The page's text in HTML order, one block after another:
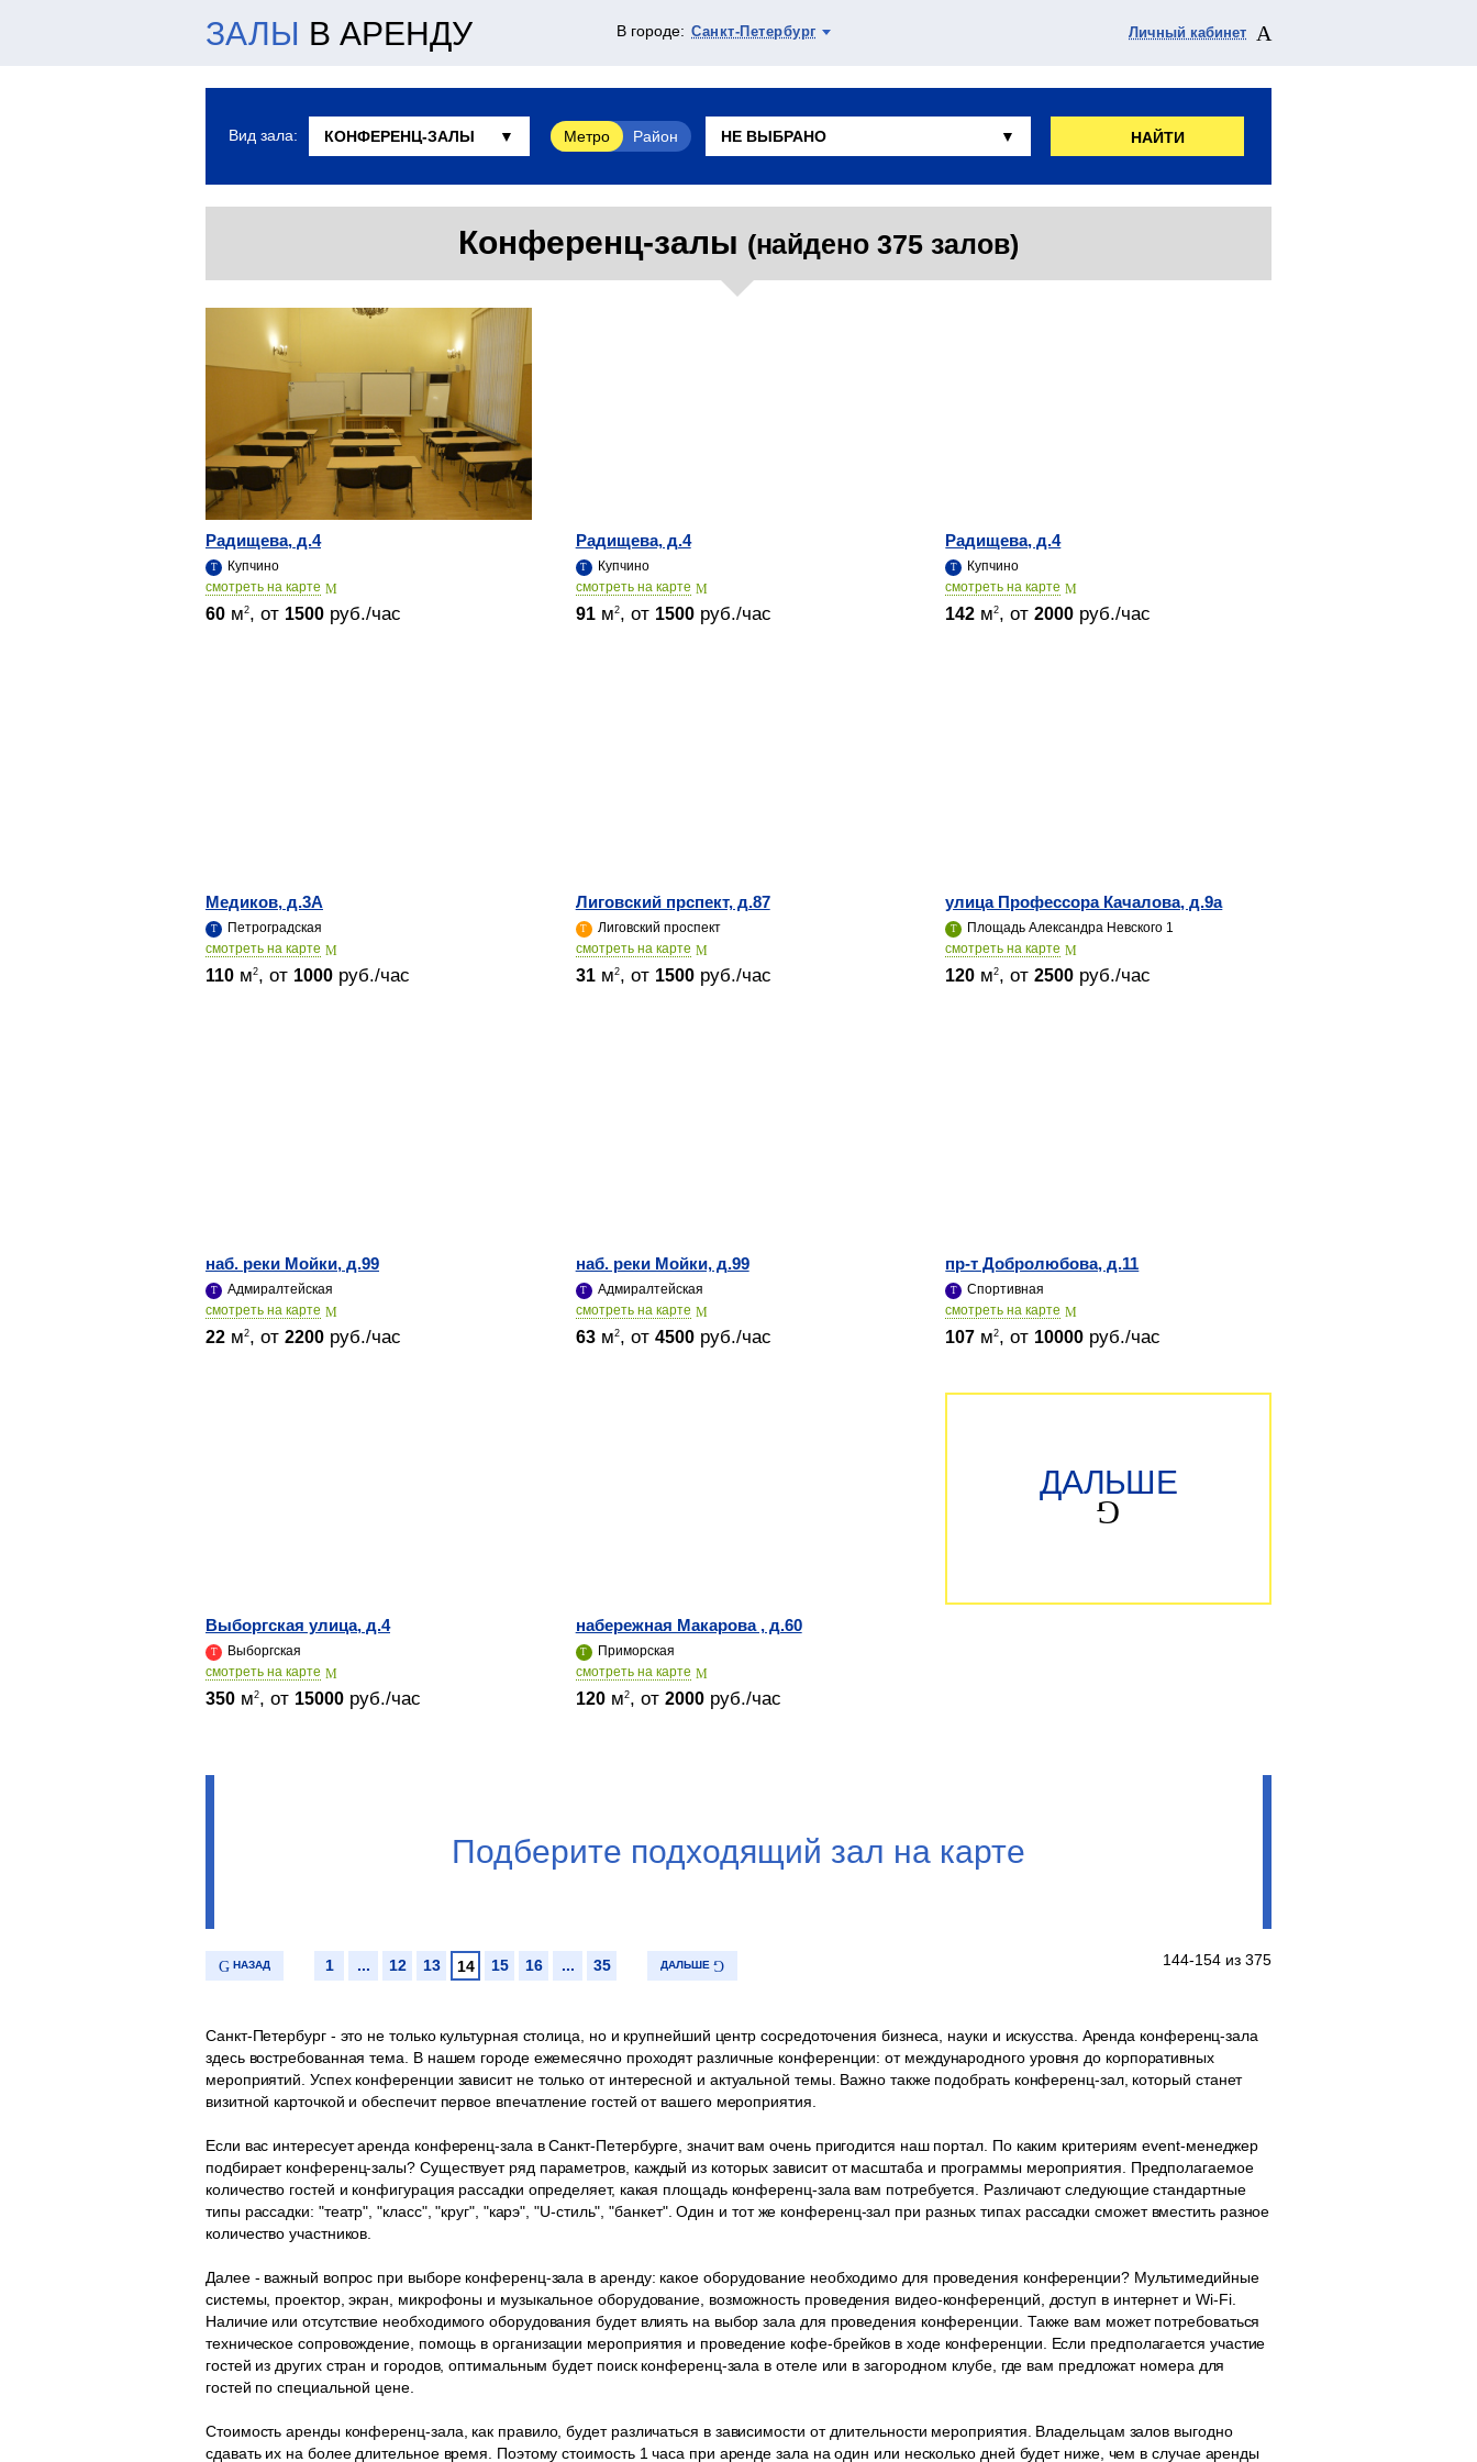
ЗАЛЫ В АРЕНДУ В городе: Санкт-Петербург Личный кабинет
Вид зала: Метро Район НАЙТИ
Конференц-залы (найдено 375 залов)
Радищева, д.4
Купчино
cмотреть на карте
60 м2, от 1500 руб./час
Радищева, д.4
Купчино
cмотреть на карте
91м2, от 1500руб./час
Радищева, д.4
Купчино
cмотреть на карте
142 м2, от2000 руб./час
Медиков, д.3А
Петроградская
cмотреть на карте
110 м2, от 1000 руб./час
Лиговский прспект, д.87
Лиговский проспект
cмотреть на карте
31м2, от 1500руб./час
улица Профессора Качалова, д.9а
Площадь Александра Невского 1
cмотреть на карте
120 м2, от2500 руб./час
наб. реки Мойки, д.99
Адмиралтейская
cмотреть на карте
22 м2, от 2200 руб./час
наб. реки Мойки, д.99
Адмиралтейская
cмотреть на карте
63м2, от 4500руб./час
пр-т Добролюбова, д.11
Спортивная
cмотреть на карте
107 м2, от 10000 руб./час
Выборгская улица, д.4
Выборгская
cмотреть на карте
350 м2, от 15000 руб./час
набережная Макарова , д.60
Приморская
cмотреть на карте
120м2, от 2000руб./час
ДАЛЬШЕ
Подберите подходящий зал на карте
НАЗАД 1 ... 12 13 14 15 16 ... 35 ДАЛЬШЕ 144-154 из 375
Санкт-Петербург - это не только культурная столица, но и крупнейший центр сосредоточения бизнеса, науки и искусства. Аренда конференц-зала
здесь востребованная тема. В нашем городе ежемесячно проходят различные конференции: от международного уровня до корпоративных
мероприятий. Успех конференции зависит не только от интересной и актуальной темы. Важно также подобрать конференц-зал, который станет
визитной карточкой и обеспечит первое впечатление гостей от вашего мероприятия.
Если вас интересует аренда конференц-зала в Санкт-Петербурге, значит вам очень пригодится наш портал. По каким критериям event-менеджер
подбирает конференц-залы? Существует ряд параметров, каждый из которых зависит от масштаба и программы мероприятия. Предполагаемое
количество гостей и конфигурация рассадки определяет, какая площадь конференц-зала вам потребуется. Различают следующие стандартные
типы рассадки: "театр", "класс", "круг", "карэ", "U-стиль", "банкет". Один и тот же конференц-зал при разных типах рассадки сможет вместить разное
количество участников.
Далее - важный вопрос при выборе конференц-зала в аренду: какое оборудование необходимо для проведения конференции? Мультимедийные
системы, проектор, экран, микрофоны и музыкальное оборудование, возможность проведения видео-конференций, доступ в интернет и Wi-Fi.
Наличие или отсутствие необходимого оборудования будет влиять на выбор зала для проведения конференции. Также вам может потребоваться
техническое сопровождение, помощь в организации мероприятия и проведение кофе-брейков в ходе конференции. Если предполагается участие
гостей из других стран и городов, оптимальным будет поиск конференц-зала в отеле или в загородном клубе, где вам предложат номера для
гостей по специальной цене.
Стоимость аренды конференц-зала, как правило, будет различаться в зависимости от длительности мероприятия. Владельцам залов выгодно
сдавать их на более длительное время. Поэтому стоимость 1 часа при аренде зала на один или несколько дней будет ниже, чем в случае аренды